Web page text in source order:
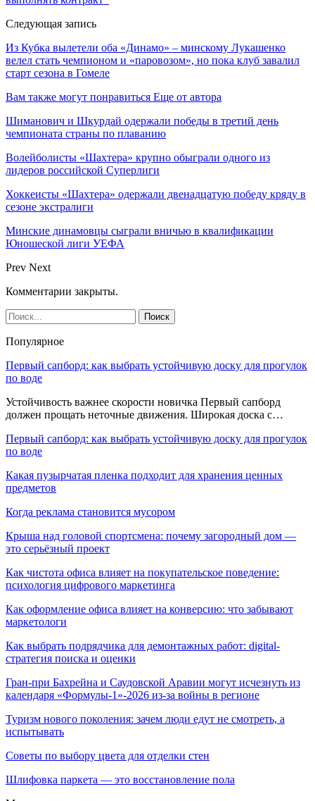
Следующая запись
Из Кубка вылетели оба «Динамо» – минскому Лукашенко
велел стать чемпионом и «паровозом», но пока клуб завалил
старт сезона в Гомеле
Вам также могут понравиться Еще от автора
Шиманович и Шкурдай одержали победы в третий день
чемпионата страны по плаванию
Волейболисты «Шахтера» крупно обыграли одного из
лидеров российской Суперлиги
Хоккеисты «Шахтера» одержали двенадцатую победу кряду в
сезоне экстралиги
Минские динамовцы сыграли вничью в квалификации
Юношеской лиги УЕФА
Prev Next
Комментарии закрыты.
Популярное
Первый сапборд: как выбрать устойчивую доску для прогулок
по воде
Устойчивость важнее скорости новичка Первый сапборд
должен прощать неточные движения. Широкая доска с…
Первый сапборд: как выбрать устойчивую доску для прогулок
по воде
Какая пузырчатая пленка подходит для хранения ценных
предметов
Когда реклама становится мусором
Крыша над головой спортсмена: почему загородный дом —
это серьёзный проект
Как чистота офиса влияет на покупательское поведение:
психология цифрового маркетинга
Как оформление офиса влияет на конверсию: что забывают
маркетологи
Как выбрать подрядчика для демонтажных работ: digital-
стратегия поиска и оценки
Гран-при Бахрейна и Саудовской Аравии могут исчезнуть из
календаря «Формулы-1»-2026 из-за войны в регионе
Туризм нового поколения: зачем люди едут не смотреть, а
испытывать
Советы по выбору цвета для отделки стен
Шлифовка паркета — это восстановление пола